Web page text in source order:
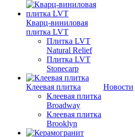
Кварц-виниловая
плитка LVT
Плитка LVT
Natural Relief
Плитка LVT
Stonecarp
Клеевая плитка
Клеевая плитка
Broadway
Клеевая плитка
Brooklyn
Новости